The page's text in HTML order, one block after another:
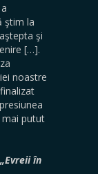
ştim la
şi
[…].
noastre
putut
„Evreii în